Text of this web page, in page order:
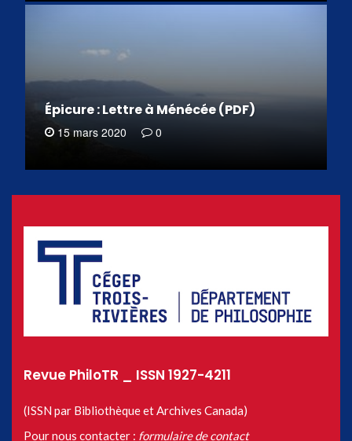
Épicure : Lettre à Ménécée (PDF)
15 mars 2020 0
Revue PhiloTR _ ISSN 1927-4211
(ISSN par Bibliothèque et Archives Canada)
Pour nous contacter : formulaire de contact